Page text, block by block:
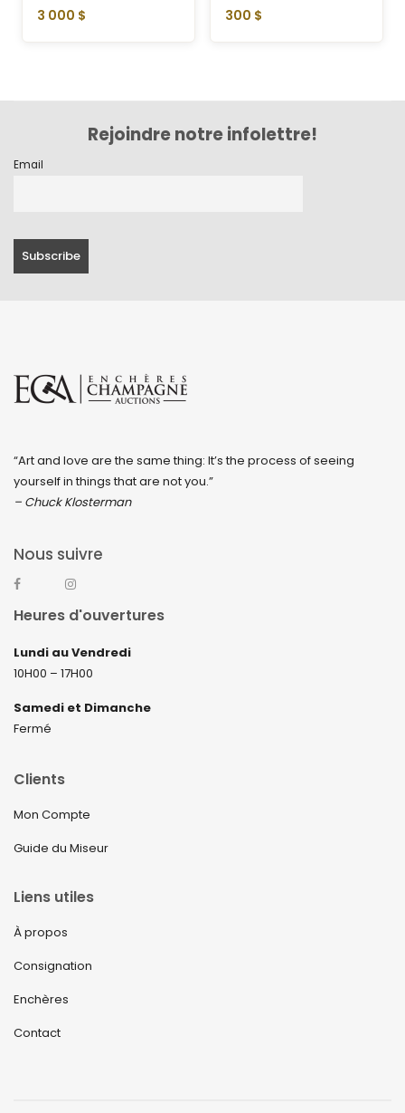
3 000 $
300 $
Rejoindre notre infolettre!
Email
“Art and love are the same thing: It’s the process of seeing
yourself in things that are not you.”
– Chuck Klosterman
Nous suivre
Heures d'ouvertures
Lundi au Vendredi
10H00 – 17H00
Samedi et Dimanche
Fermé
Clients
Mon Compte
Guide du Miseur
Liens utiles
À propos
Consignation
Enchères
Contact